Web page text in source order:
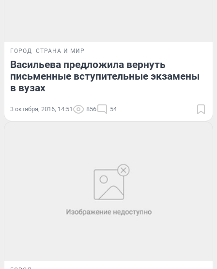
ГОРОД СТРАНА И МИР
Васильева предложила вернуть
письменные вступительные экзамены
в вузах
3 октября, 2016, 14:51 856 54